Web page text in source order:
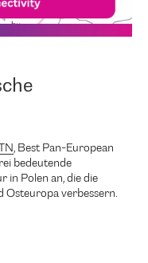
, Best Pan-European
bedeutende
in Polen an, die die
Osteuropa verbessern.